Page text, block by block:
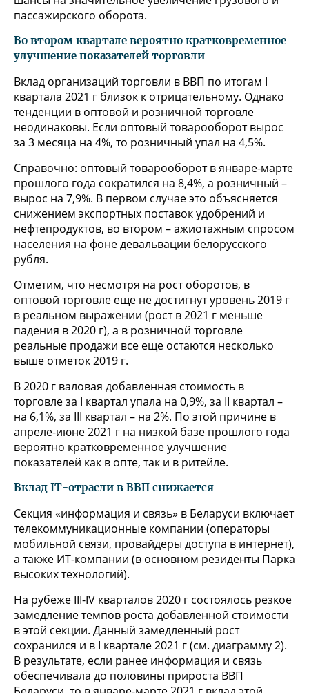
пассажирского оборота.
Во втором квартале вероятно кратковременное
улучшение показателей торговли
Вклад организаций торговли в ВВП по итогам I
квартала 2021 г близок к отрицательному. Однако
тенденции в оптовой и розничной торговле
неодинаковы. Если оптовый товарооборот вырос
за 3 месяца на 4%, то розничный упал на 4,5%.
Справочно: оптовый товарооборот в январе-марте
прошлого года сократился на 8,4%, а розничный –
вырос на 7,9%. В первом случае это объясняется
снижением экспортных поставок удобрений и
нефтепродуктов, во втором – ажиотажным спросом
населения на фоне девальвации белорусского
рубля.
Отметим, что несмотря на рост оборотов, в
оптовой торговле еще не достигнут уровень 2019 г
в реальном выражении (рост в 2021 г меньше
падения в 2020 г), а в розничной торговле
реальные продажи все еще остаются несколько
выше отметок 2019 г.
В 2020 г валовая добавленная стоимость в
торговле за I квартал упала на 0,9%, за II квартал –
на 6,1%, за III квартал – на 2%. По этой причине в
апреле-июне 2021 г на низкой базе прошлого года
вероятно кратковременное улучшение
показателей как в опте, так и в ритейле.
Вклад IT-отрасли в ВВП снижается
Секция «информация и связь» в Беларуси включает
телекоммуникационные компании (операторы
мобильной связи, провайдеры доступа в интернет),
а также ИТ-компании (в основном резиденты Парка
высоких технологий).
На рубеже III-IV кварталов 2020 г состоялось резкое
замедление темпов роста добавленной стоимости
в этой секции. Данный замедленный рост
сохранился и в I квартале 2021 г (см. диаграмму 2).
В результате, если ранее информация и связь
обеспечивала до половины прироста ВВП